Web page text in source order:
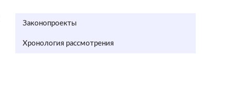
Законопроекты
Хронология рассмотрения